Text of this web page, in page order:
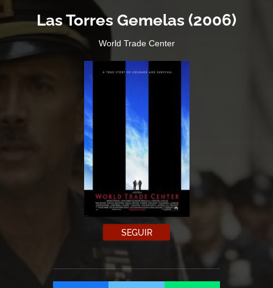
Las Torres Gemelas (2006)
World Trade Center
SEGUIR